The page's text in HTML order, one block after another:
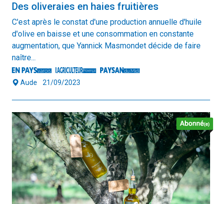
Des oliveraies en haies fruitières
C'est après le constat d'une production annuelle d'huile
d'olive en baisse et une consommation en constante
augmentation, que Yannick Masmondet décide de faire
naître...
Aude 21/09/2023